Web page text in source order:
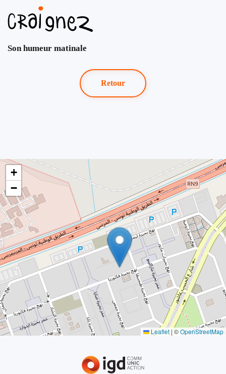
Son humeur matinale
Retour
+
−
Leaflet |©OpenStreetMap